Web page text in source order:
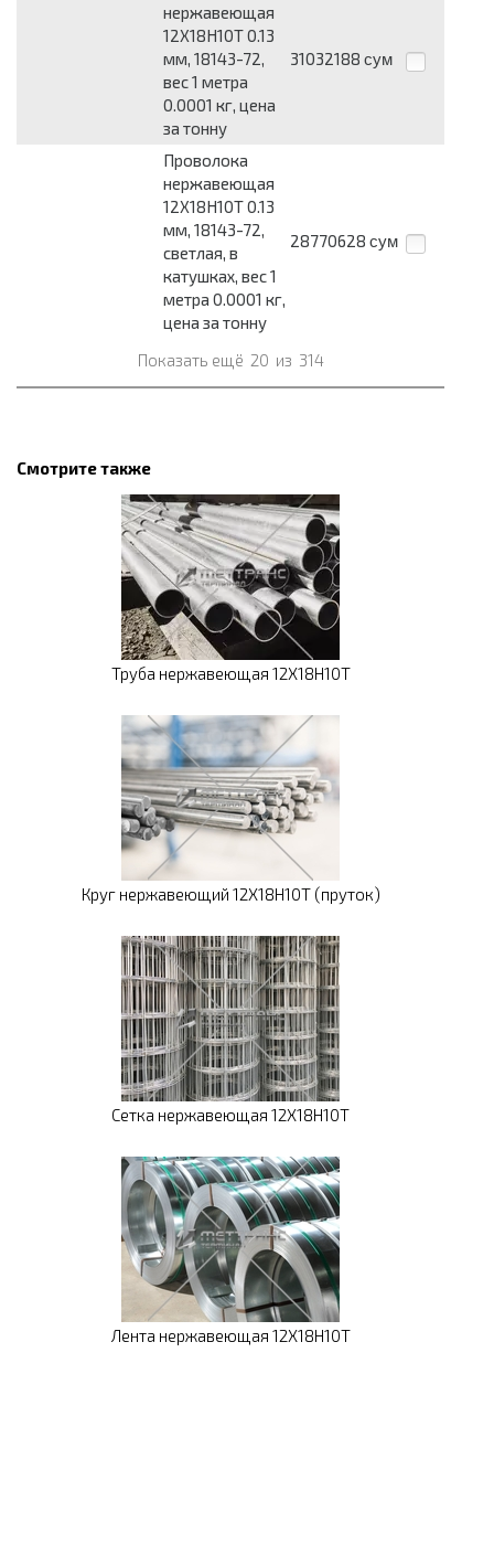
нержавеющая
12Х18Н10Т 0.13
мм, 18143-72,
вес 1 метра
0.0001 кг, цена
за тонну
31032188 сум
Проволока
нержавеющая
12Х18Н10Т 0.13
мм, 18143-72,
светлая, в
катушках, вес 1
метра 0.0001 кг,
цена за тонну
28770628 сум
Показать ещё 20 из 314
Смотрите также
Труба нержавеющая 12Х18Н10Т
Круг нержавеющий 12Х18Н10Т (пруток)
Сетка нержавеющая 12Х18Н10Т
Лента нержавеющая 12Х18Н10Т